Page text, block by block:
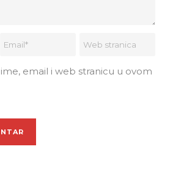
email i web stranicu u ovom